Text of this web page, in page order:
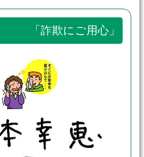
「詐欺にご用心」